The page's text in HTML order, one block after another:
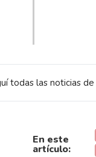
todas las noticias de
En este
artículo: